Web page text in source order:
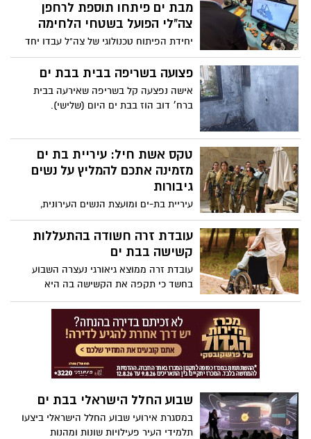
מבת ים פיתחו תוספת לרחפן
צה"לי הפועל בשטחי הלחימה
יחידת הפיתוח טכנולוגי של צה"ל עבדו יחד
עם תלמידי תיכון חדש דרכא בבת ים על
תוספת לרחפן צה"לי שכעת משומש בלחימה
ברצועת עזה ובצפון.
פצועה בשריפה בבית בבת ים
אישה נפצעה קל בשריפה שאירעה בבית
ברח׳ דוב הוז בבת ים היום (שלישי).
טקס אשת חיל: עיריית בת ים
מזמינה אתכם להמליץ על נשים
גיבורות
עיריית בת-ים ומועצת הנשים העירונית,
יוצאות בקול קורא לציבור להמליץ על נשים
גיבורות שלקחו חלק פעיל ומשמעותי במאמץ
המלחמתי, ומזמינה את התושבים להמליץ על
עובדת זרה חשודה בהתעללות
קשישה בבת ים
עובדת זרה ממוצא גיאורגי נעצרה השבוע
בחשד כי תקפה את הקשישה בה היא
מטפלת בביתה בשכונת רמת הנשיא בבת ים.
שבוע החלל הישראלי בבת ים
במסגרת אירועי שבוע החלל הישראלי ביצעו
תלמידי העיר פעילויות שונות ומהנות